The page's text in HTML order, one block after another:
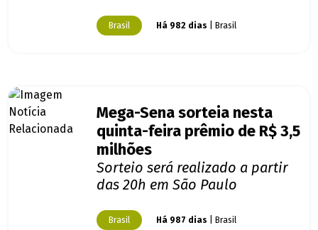
Brasil Há 982 dias | Brasil
Mega-Sena sorteia nesta
quinta-feira prêmio de R$ 3,5
milhões
Sorteio será realizado a partir
das 20h em São Paulo
Brasil Há 987 dias | Brasil